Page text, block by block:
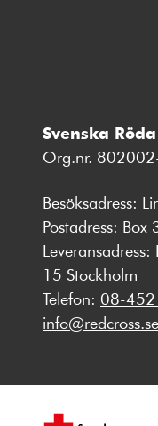
Svenska
Org.nr.
Besöksadress:
Postadress:
15 Stockholm
Telefon: 08-
info@redcross.se